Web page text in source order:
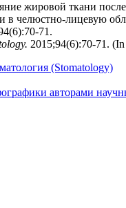
жировой ткани после
в челюстно-лицевую
2015;94(6):70‑71.